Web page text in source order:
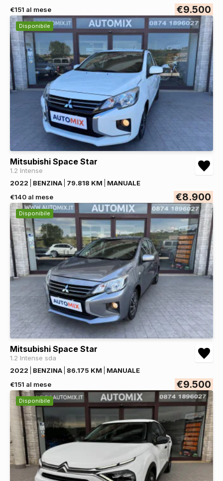
€151 al mese
€9.500
Disponibile
Mitsubishi Space Star
1.2 Intense
2022
BENZINA 79.818 KM
MANUALE
€140 al mese
€8.900
Disponibile
Mitsubishi Space Star
1.2 Intense sda
2022
BENZINA 86.175 KM
MANUALE
€151 al mese
€9.500
Disponibile